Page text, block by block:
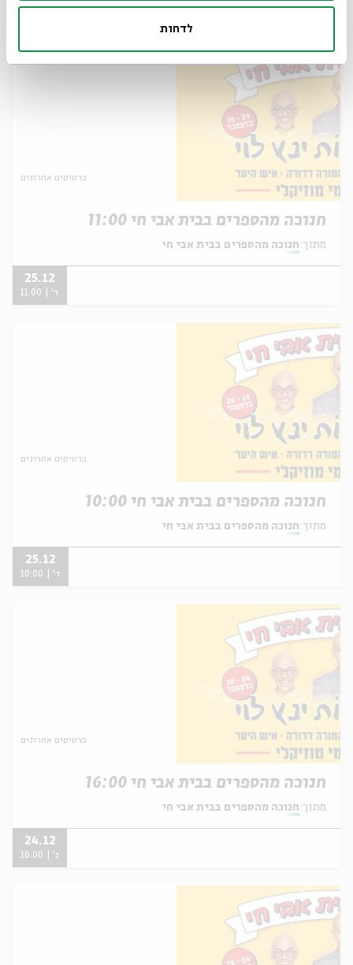
לדחות
כרטיסים אחרונים
חנוכה מהספרים בבית אבי חי 11:00
מתוך: חנוכה מהספרים בבית אבי חי
25.12
ד' | 11:00
כרטיסים אחרונים
חנוכה מהספרים בבית אבי חי 10:00
מתוך: חנוכה מהספרים בבית אבי חי
25.12
ד' | 10:00
כרטיסים אחרונים
חנוכה מהספרים בבית אבי חי 16:00
מתוך: חנוכה מהספרים בבית אבי חי
24.12
ג' | 16:00